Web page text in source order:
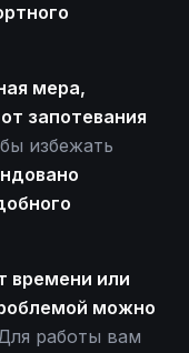
мера,
запотевания
избежать
времени или
можно
работы вам